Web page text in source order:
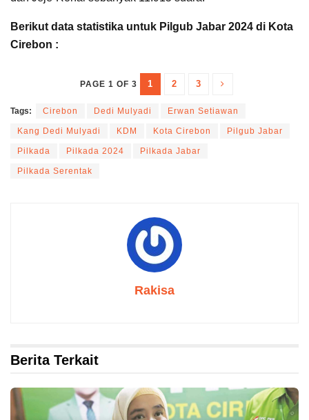
Berikut data statistika untuk Pilgub Jabar 2024 di Kota
Cirebon :
PAGE 1 OF 3 1 2 3
Tags: Cirebon Dedi Mulyadi Erwan Setiawan
Kang Dedi Mulyadi KDM Kota Cirebon Pilgub Jabar
Pilkada Pilkada 2024 Pilkada Jabar
Pilkada Serentak
Rakisa
Berita Terkait